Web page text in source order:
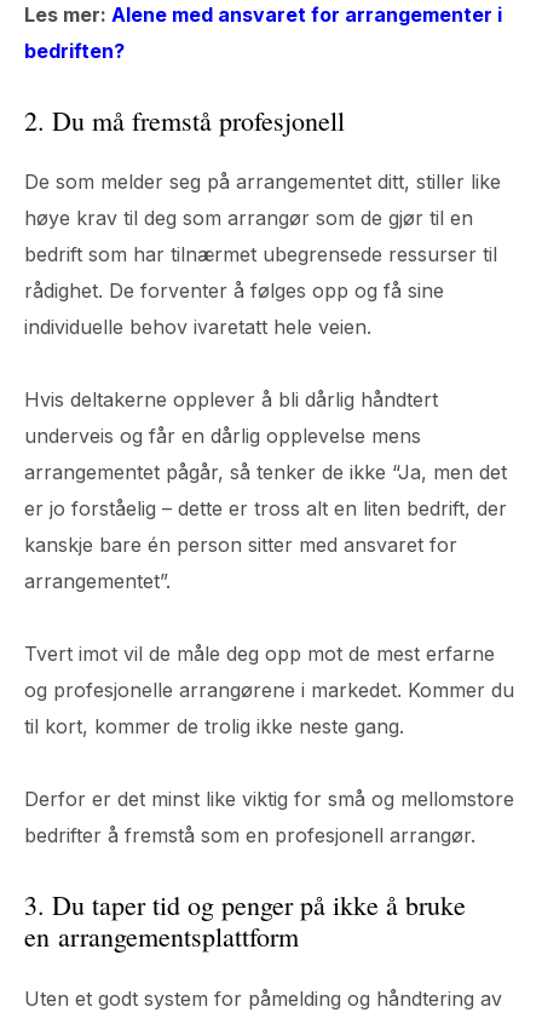
Les mer: Alene med ansvaret for arrangementer i
bedriften?
2. Du må fremstå profesjonell
De som melder seg på arrangementet ditt, stiller like
høye krav til deg som arrangør som de gjør til en
bedrift som har tilnærmet ubegrensede ressurser til
rådighet. De forventer å følges opp og få sine
individuelle behov ivaretatt hele veien.
Hvis deltakerne opplever å bli dårlig håndtert
underveis og får en dårlig opplevelse mens
arrangementet pågår, så tenker de ikke “Ja, men det
er jo forståelig – dette er tross alt en liten bedrift, der
kanskje bare én person sitter med ansvaret for
arrangementet”.
Tvert imot vil de måle deg opp mot de mest erfarne
og profesjonelle arrangørene i markedet. Kommer du
til kort, kommer de trolig ikke neste gang.
Derfor er det minst like viktig for små og mellomstore
bedrifter å fremstå som en profesjonell arrangør.
3. Du taper tid og penger på ikke å bruke
en arrangementsplattform
Uten et godt system for påmelding og håndtering av